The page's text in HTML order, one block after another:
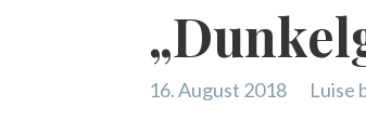
16. August 2018 Luise